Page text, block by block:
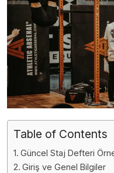
Table of Contents
Güncel Staj Defteri
Giriş ve Genel Bilgiler